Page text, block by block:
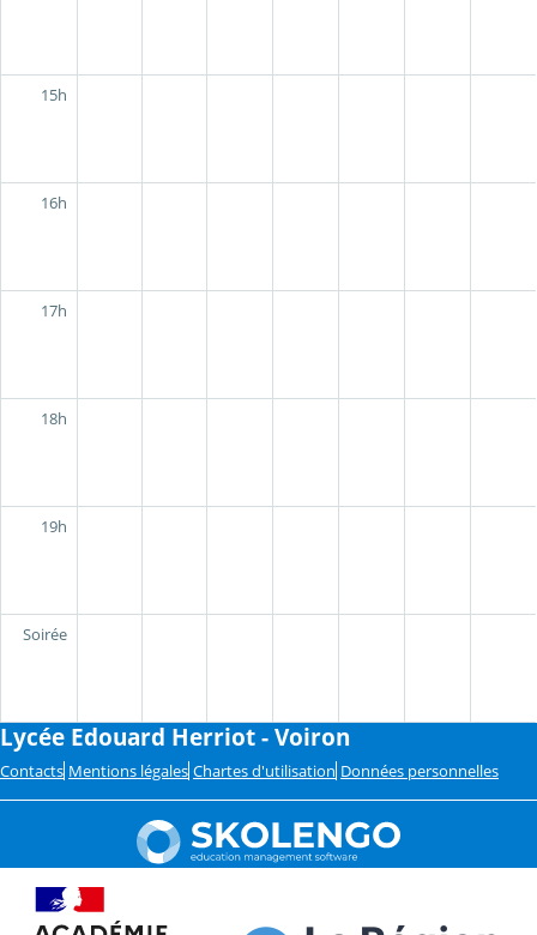
15h
16h
17h
18h
19h
Soirée
Lycée Edouard Herriot - Voiron
Contacts Mentions légales Chartes d'utilisation Données personnelles